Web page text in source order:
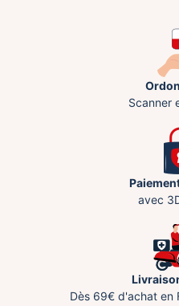
Scanner
avec
Dès 69€ d'achat en